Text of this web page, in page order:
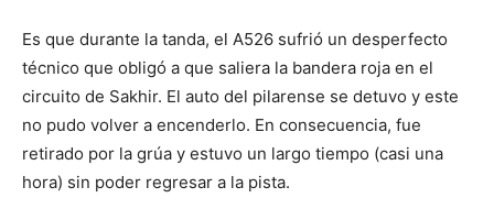
Es que durante la tanda, el A526 sufrió un desperfecto
técnico que obligó a que saliera la bandera roja en el
circuito de Sakhir. El auto del pilarense se detuvo y este
no pudo volver a encenderlo. En consecuencia, fue
retirado por la grúa y estuvo un largo tiempo (casi una
hora) sin poder regresar a la pista.